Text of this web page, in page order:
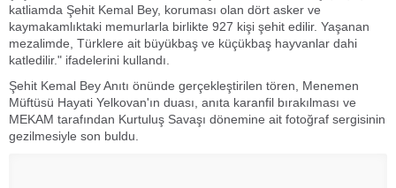
katliamda Şehit Kemal Bey, koruması olan dört asker ve
kaymakamlıktaki memurlarla birlikte 927 kişi şehit edilir. Yaşanan
mezalimde, Türklere ait büyükbaş ve küçükbaş hayvanlar dahi
katledilir." ifadelerini kullandı.
Şehit Kemal Bey Anıtı önünde gerçekleştirilen tören, Menemen
Müftüsü Hayati Yelkovan'ın duası, anıta karanfil bırakılması ve
MEKAM tarafından Kurtuluş Savaşı dönemine ait fotoğraf sergisinin
gezilmesiyle son buldu.